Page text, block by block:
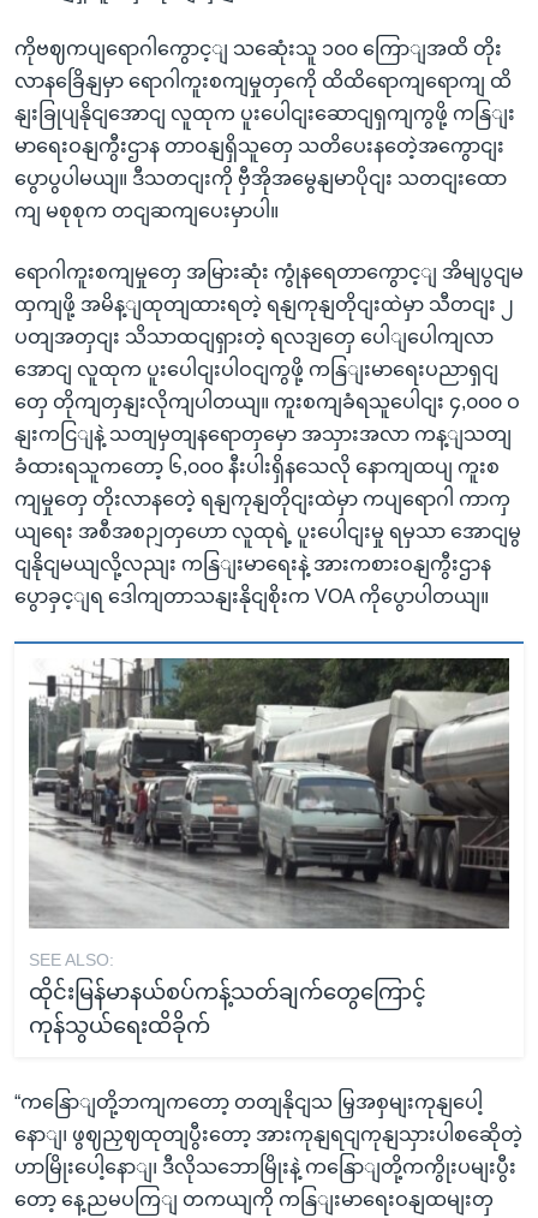
ကိုဗဈကပျရောဂါကွောင့ျ သဆေုံးသူ ၁၀၀ ကြောျအထိ တိုး
လာနခြေိနျမှာ ရောဂါကူးစကျမှုတှကေို ထိထိရောကျရောကျ ထိ
နျးခြုပျနိုငျအောငျ လူထုက ပူးပေါငျးဆောငျရှကျကွဖို့ ကနြျး
မာရေးဝနျကွီးဌာန တာဝနျရှိသူတှေ သတိပေးနတေဲ့အကွောငျး
ပွောပွပါမယျ။ ဒီသတငျးကို ဗှီအိုအမွေနျမာပိုငျး သတငျးထော
ကျ မစုစုက တငျဆကျပေးမှာပါ။
ရောဂါကူးစကျမှုတှေ အမြားဆုံး ကွုံနရေတာကွောင့ျ အိမျပွငျမ
ထှကျဖို့ အမိန့ျထုတျထားရတဲ့ ရနျကုနျတိုငျးထဲမှာ သီတငျး ၂
ပတျအတှငျး သိသာထငျရှားတဲ့ ရလဒျတှေ ပေါျပေါကျလာ
အောငျ လူထုက ပူးပေါငျးပါဝငျကွဖို့ ကနြျးမာရေးပညာရှငျ
တှေ တိုကျတှနျးလိုကျပါတယျ။ ကူးစကျခံရသူပေါငျး ၄,၀၀၀ ဝ
နျးကငြျနဲ့ သတျမှတျနရောတှမှော အသှားအလာ ကန့ျသတျ
ခံထားရသူကတော့ ၆,၀၀၀ နီးပါးရှိနသေလို နောကျထပျ ကူးစ
ကျမှုတှေ တိုးလာနတေဲ့ ရနျကုနျတိုငျးထဲမှာ ကပျရောဂါ ကာကှ
ယျရေး အစီအစဉျတှဟော လူထုရဲ့ ပူးပေါငျးမှု ရမှသာ အောငျမွ
ငျနိုငျမယျလို့လညျး ကနြျးမာရေးနဲ့ အားကစားဝနျကွီးဌာန
ပွောခှင့ျရ ဒေါကျတာသနျးနိုငျစိုးက VOA ကိုပွောပါတယျ။
SEE ALSO:
ထိုင်းမြန်မာနယ်စပ်ကန့်သတ်ချက်တွေကြောင့်
ကုန်သွယ်ရေးထိခိုက်
“ကနြောျတို့ဘကျကတော့ တတျနိုငျသ မြှအစှမျးကုနျပေါ့
နောျ၊ ဖွဈညှဈထုတျပွီးတော့ အားကုနျရငျကုနျသှားပါစဆေိုတဲ့
ဟာမြိုးပေါ့နောျ၊ ဒီလိုသဘောမြိုးနဲ့ ကနြောျတို့ကကွိုးပမျးပွီး
တော့ နေ့ညမပကြျ တကယျကို ကနြျးမာရေးဝနျထမျးတှ